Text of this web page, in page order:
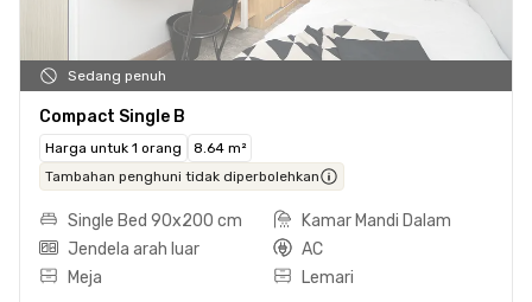
Sedang penuh
Compact Single B
Harga untuk 1 orang
8.64 m²
Tambahan penghuni tidak diperbolehkan
Single Bed 90x200 cm
Kamar Mandi Dalam
Jendela arah luar
AC
Meja
Lemari